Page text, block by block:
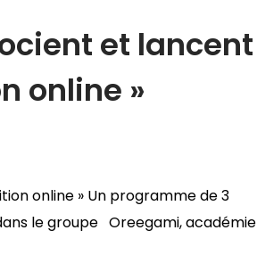
et lancent
online »
online » Un programme de 3
le groupe Oreegami, académie